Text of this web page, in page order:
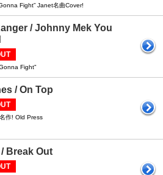
Fight” Janet名曲Cover!
/ Johnny Mek You
Fight"
/ On Top
作! Old Press
Break Out